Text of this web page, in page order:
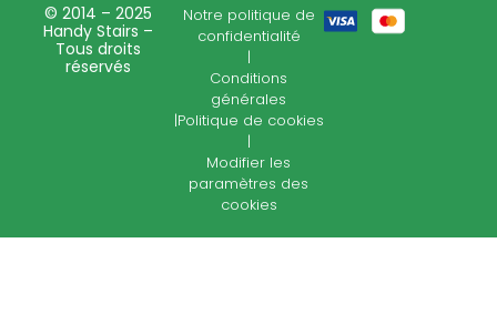
© 2014 – 2025
Handy Stairs –
Tous droits
réservés
Notre politique de
confidentialité
|
Conditions
générales
|Politique de cookies
|
Modifier les
paramètres des
cookies